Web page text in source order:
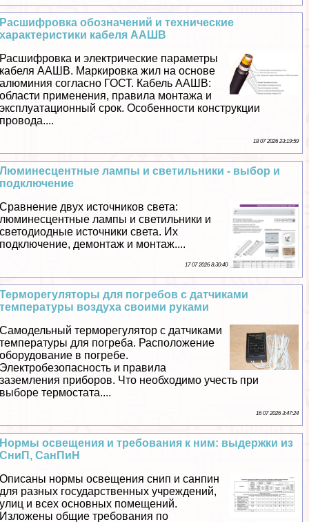
Расшифровка обозначений и технические
хаpaктеристики кабеля ААШВ
Расшифровка и электрические параметры
кабеля ААШВ. Маркировка жил на основе
алюминия согласно ГОСТ. Кабель ААШВ:
области применения, правила монтажа и
эксплуатационный срок. Особенности конструкции
провода....
18 07 2026 23:19:59
Люминесцентные лампы и светильники - выбор и
подключение
Сравнение двух источников света:
люминесцентные лампы и светильники и
светодиодные источники света. Их
подключение, демонтаж и монтаж....
17 07 2026 8:30:40
Терморегуляторы для погребов с датчиками
температуры воздуха своими руками
Самодельный терморегулятор с датчиками
температуры для погреба. Расположение
оборудование в погребе.
Электробезопасность и правила
заземления приборов. Что необходимо учесть при
выборе термостата....
16 07 2026 3:47:24
Нормы освещения и требования к ним: выдержки из
СниП, СанПиН
Описаны нормы освещения снип и санпин
для разных государственных учреждений,
улиц и всех основных помещений.
Изложены общие требования по